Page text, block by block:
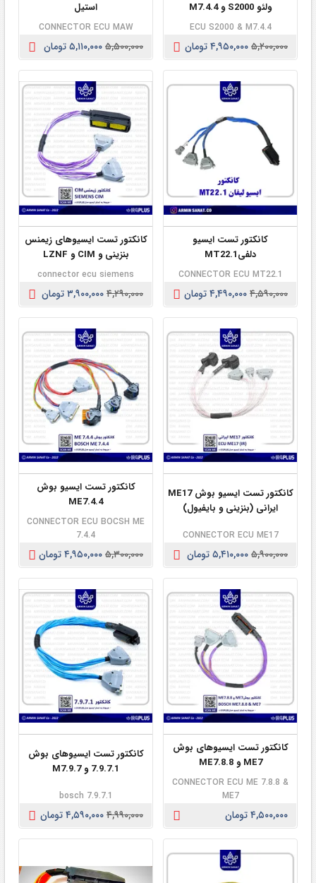
ولئو S2000 و M7.4.4
ECU S2000 & M7.4.4
۵,۲۰۰,۰۰۰۴,۹۵۰,۰۰۰ تومان
استیل
CONNECTOR ECU MAW
۵,۵۰۰,۰۰۰۵,۱۱۰,۰۰۰ تومان
کانکتور تست ایسیو
دلفیMT22.1
CONNECTOR ECU MT22.1
۴,۵۹۰,۰۰۰۴,۴۹۰,۰۰۰ تومان
کانکتور تست ایسیوهای زیمنس
بنزینی و CIM و LZNF
connector ecu siemens
۴,۲۹۰,۰۰۰۳,۹۰۰,۰۰۰ تومان
کانکتور تست ایسیو بوش ME17
ایرانی (بنزینی و بایفیول)
CONNECTOR ECU ME17
۵,۹۰۰,۰۰۰۵,۴۱۰,۰۰۰ تومان
کانکتور تست ایسیو بوش
ME7.4.4
CONNECTOR ECU BOCSH ME
7.4.4
۵,۳۰۰,۰۰۰۴,۹۵۰,۰۰۰ تومان
کانکتور تست ایسیوهای بوش
ME7 و ME7.8.8
CONNECTOR ECU ME 7.8.8 &
ME7
۴,۵۰۰,۰۰۰ تومان
کانکتور تست ایسیوهای بوش
7.9.7.1 و M7.9.7
bosch 7.9.7.1
۴,۹۹۰,۰۰۰۴,۵۹۰,۰۰۰ تومان